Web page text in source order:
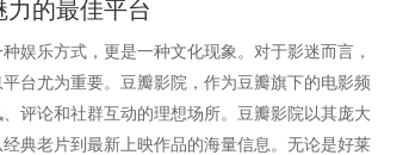
的最佳平台
娱乐方式，更是一种文化现象。对于影迷而言，
台尤为重要。豆瓣影院，作为豆瓣旗下的电影频
评论和社群互动的理想场所。豆瓣影院以其庞大
典老片到最新上映作品的海量信息。无论是好莱